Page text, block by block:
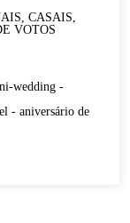
CASAIS,
VOTOS
wedding -
- aniversário de